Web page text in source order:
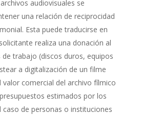
audiovisuales se
una relación de reciprocidad
Esta puede traducirse en
realiza una donación al
trabajo (discos duros, equipos
a digitalización de un filme
valor comercial del archivo fílmico
estimados por los
caso de personas o instituciones